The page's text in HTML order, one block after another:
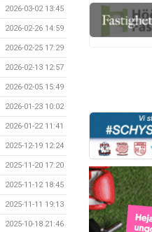
2026-03-02 13:45
2026-02-26 14:59
2026-02-25 17:29
2026-02-13 12:57
2026-02-05 15:49
2026-01-23 10:02
2026-01-22 11:41
2025-12-19 12:24
2025-11-20 17:20
2025-11-12 18:45
2025-11-11 19:13
2025-10-18 21:46